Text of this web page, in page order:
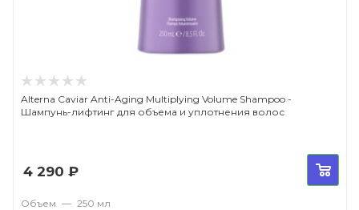
Alterna Caviar Anti-Aging Multiplying Volume Shampoo -
Шампунь-лифтинг для объема и уплотнения волос
4 290 ₽
Объем — 250 мл